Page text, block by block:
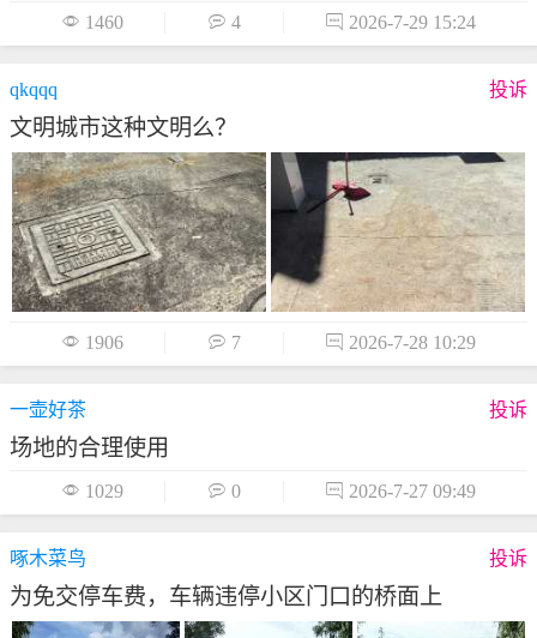
 1460  4  2026-7-29 15:24
qkqqq 投诉
文明城市这种文明么？
 1906  7  2026-7-28 10:29
一壶好茶 投诉
场地的合理使用
 1029  0  2026-7-27 09:49
啄木菜鸟 投诉
为免交停车费，车辆违停小区门口的桥面上